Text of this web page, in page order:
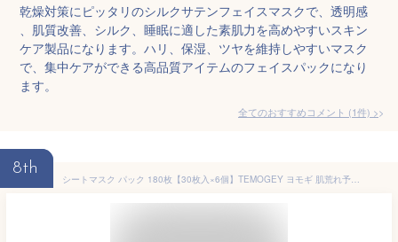
乾燥対策にピッタリのシルクサテンフェイスマスクで、透明感
、肌質改善、シルク、睡眠に適した素肌力を高めやすいスキン
ケア製品になります。ハリ、保湿、ツヤを維持しやすいマスク
で、集中ケアができる高品質アイテムのフェイスパックになり
ます。
全てのおすすめコメント (1件) >
8th
シートマスク パック 180枚【30枚入×6個】TEMOGEY ヨモギ 肌荒れ予防 ニキビ予防 抗炎症作用 保湿 シトラスハーブ ヨモギ葉エキス 大容量 毎日 100枚以上 スキンケア フェイスマスク フェイスパック 顔パック 日本製 サクラビューティーラボ